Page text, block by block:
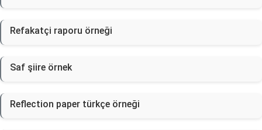
Refakatçi raporu örneği
Saf şiire örnek
Reflection paper türkçe örneği